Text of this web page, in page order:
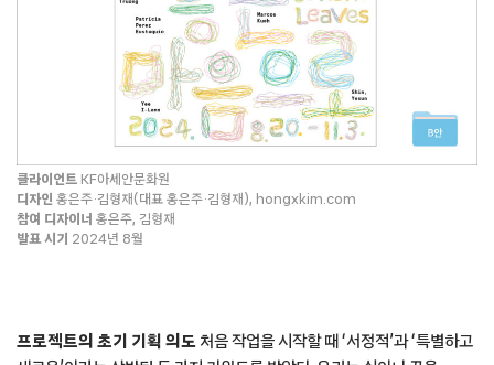
클라이언트 KF아세안문화원
디자인 홍은주·김형재(대표 홍은주·김형재), hongxkim.com
참여 디자이너 홍은주, 김형재
발표 시기
2024년 8월
프로젝트의 초기 기획 의도 처음 작업을 시작할 때 ‘서정적’과 ‘특별하고